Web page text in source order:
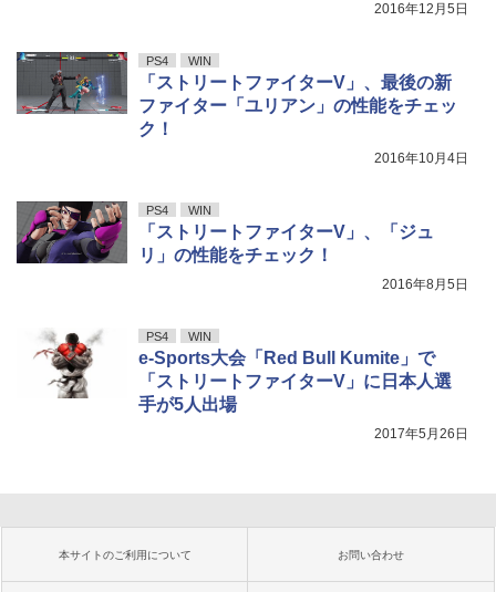
2016年12月5日
PS4 WIN
「ストリートファイターV」、最後の新
ファイター「ユリアン」の性能をチェッ
ク！
2016年10月4日
PS4 WIN
「ストリートファイターV」、「ジュ
リ」の性能をチェック！
2016年8月5日
PS4 WIN
e-Sports大会「Red Bull Kumite」で
「ストリートファイターV」に日本人選
手が5人出場
2017年5月26日
本サイトのご利用について お問い合わせ